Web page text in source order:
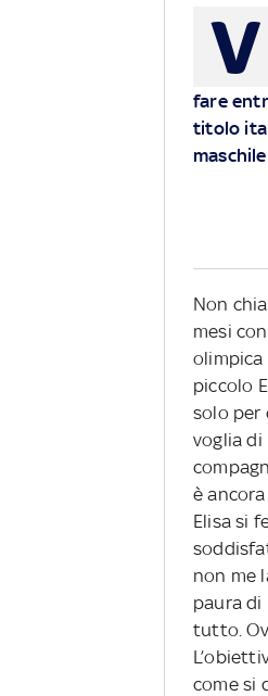
V
fare
titolo
Non
mesi
olimpica
piccolo
solo per
voglia di
è
Elisa si
non me
paura di
tutto.
come si